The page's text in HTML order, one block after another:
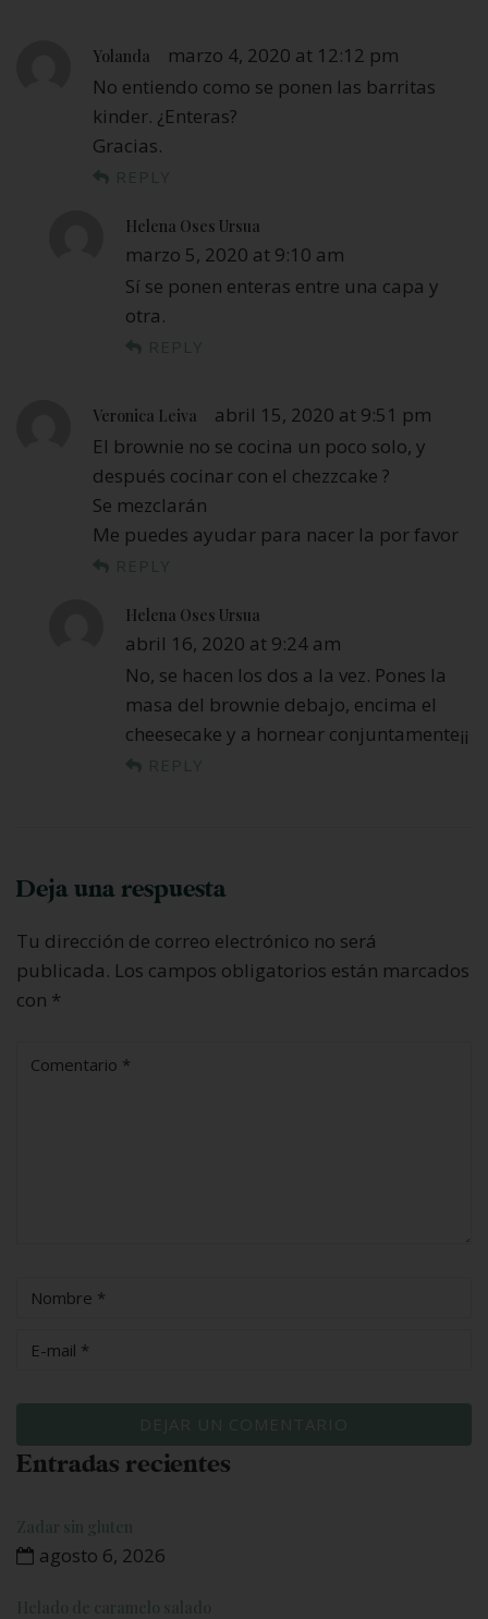
Yolanda
marzo 4, 2020 at 12:12 pm
No entiendo como se ponen las barritas
kinder. ¿Enteras?
Gracias.
REPLY
Helena Oses Ursua
marzo 5, 2020 at 9:10 am
Sí se ponen enteras entre una capa y
otra.
REPLY
Veronica Leiva
abril 15, 2020 at 9:51 pm
El brownie no se cocina un poco solo, y
después cocinar con el chezzcake ?
Se mezclarán
Me puedes ayudar para nacer la por favor
REPLY
Helena Oses Ursua
abril 16, 2020 at 9:24 am
No, se hacen los dos a la vez. Pones la
masa del brownie debajo, encima el
cheesecake y a hornear conjuntamente¡¡
REPLY
Deja una respuesta
Tu dirección de correo electrónico no será
publicada. Los campos obligatorios están marcados
con *
Entradas recientes
Zadar sin gluten
agosto 6, 2026
Helado de caramelo salado